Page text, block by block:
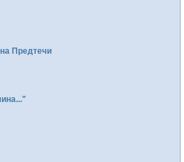
Предтечи